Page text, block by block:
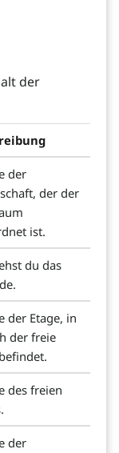
der
der
der der
ist.
du das
der Etage, in
der freie
des freien
der